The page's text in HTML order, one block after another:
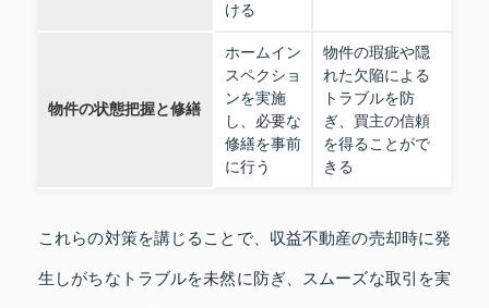
ける
物件の状態把握と修繕
ホームイン
スペクショ
ンを実施
し、必要な
修繕を事前
に行う
物件の瑕疵や隠
れた欠陥による
トラブルを防
ぎ、買主の信頼
を得ることがで
きる
これらの対策を講じることで、収益不動産の売却時に発
生しがちなトラブルを未然に防ぎ、スムーズな取引を実